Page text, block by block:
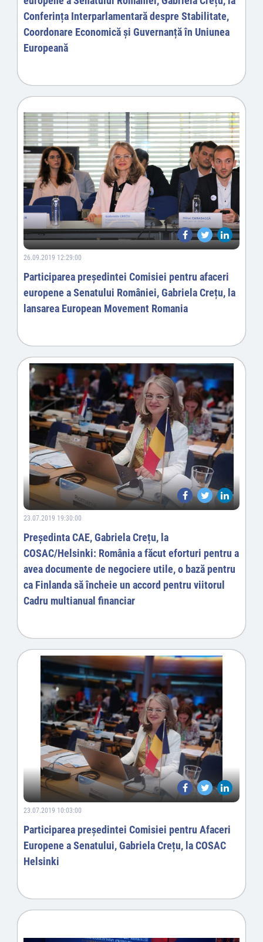
Conferința Interparlamentară despre Stabilitate,
Coordonare Economică și Guvernanță în Uniunea
Europeană
26.09.2019 12:29:00
Participarea președintei Comisiei pentru afaceri
europene a Senatului României, Gabriela Crețu, la
lansarea European Movement Romania
23.07.2019 19:30:00
Preşedinta CAE, Gabriela Crețu, la
COSAC/Helsinki: România a făcut eforturi pentru a
avea documente de negociere utile, o bază pentru
ca Finlanda să încheie un accord pentru viitorul
Cadru multianual financiar
23.07.2019 10:03:00
Participarea preşedintei Comisiei pentru Afaceri
Europene a Senatului, Gabriela Crețu, la COSAC
Helsinki